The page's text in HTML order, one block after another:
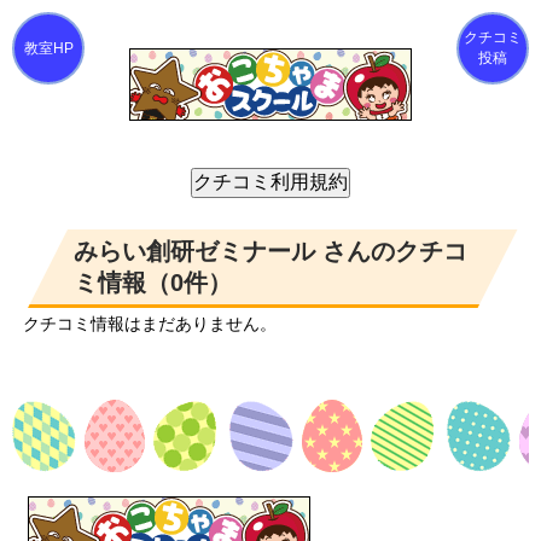
クチコミ
投稿
みらい創研ゼミナール さんのクチコ
ミ情報（0件）
クチコミ情報はまだありません。